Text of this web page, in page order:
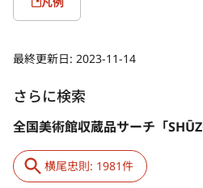
年、紫綬褒章受章。2002年、多摩美
表彰。2008年、小説『ぶるうらんど
年、旭日小綬章受章。2012年、朝日
忠則現代美術館開館。同年、「東京
（ニューヨーク近代美術館）。2013
年、西脇市名誉市民（第1号）表彰
島）開館。2014年、全広連日本宣伝
最終更新日: 2023-11-14
さらに検索
全国美術館収蔵品サーチ「
横尾忠則: 1981件